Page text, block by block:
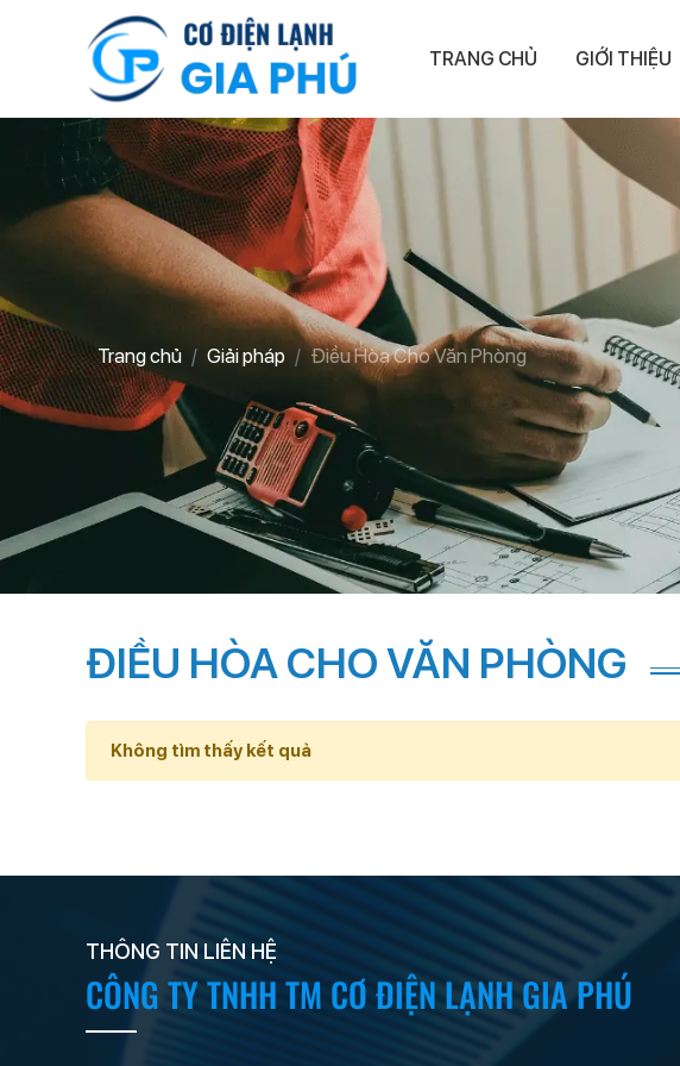
TRANG CHỦ GIỚI THIỆU
Trang chủ Giải pháp Điều Hòa Cho Văn Phòng
ĐIỀU HÒA CHO VĂN PHÒNG
Không tìm thấy kết quả
THÔNG TIN LIÊN HỆ
CÔNG TY TNHH TM CƠ ĐIỆN LẠNH GIA PHÚ